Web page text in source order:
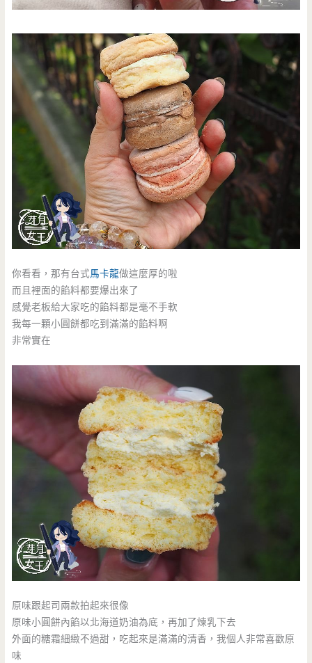
你看看，那有台式馬卡龍做這麼厚的啦
而且裡面的餡料都要爆出來了
感覺老板給大家吃的餡料都是毫不手軟
我每一顆小圓餅都吃到滿滿的餡料啊
非常實在
原味跟起司兩款拍起來很像
原味小圓餅內餡以北海道奶油為底，再加了煉乳下去
外面的糖霜細緻不過甜，吃起來是滿滿的清香，我個人非常喜歡原
味